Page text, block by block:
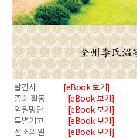
발간사 [eBook 보기]
종회 활동 [eBook 보기]
임원명단
[eBook 보기]
특별기고
[eBook 보기]
선조의 얼 [eBook 보기]